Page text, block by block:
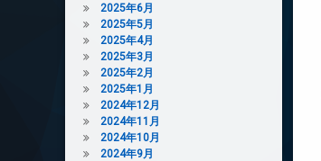
2025年6月
2025年5月
2025年4月
2025年3月
2025年2月
2025年1月
2024年12月
2024年11月
2024年10月
2024年9月